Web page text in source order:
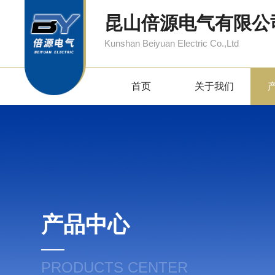
昆山倍源电气有限公
Kunshan Beiyuan Electric Co.,Ltd
首页 关于我们
产品中心
PRODUCTS CENTER